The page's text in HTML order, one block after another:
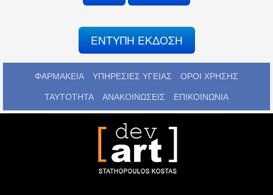
ΕΝΤΥΠΗ ΕΚΔΟΣΗ
ΦΑΡΜΑΚΕΙΑ ΥΠΗΡΕΣΙΕΣ ΥΓΕΙΑΣ ΟΡΟΙ ΧΡΗΣΗΣ
ΤΑΥΤΟΤΗΤΑ ΑΝΑΚΟΙΝΩΣΕΙΣ ΕΠΙΚΟΙΝΩΝΙΑ